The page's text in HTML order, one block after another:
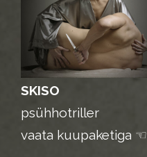
SKISO
psühhotriller
vaata kuupaketiga ☜